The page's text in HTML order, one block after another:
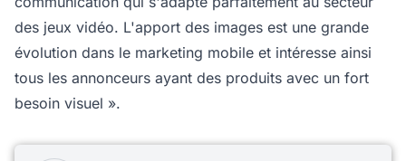
des jeux vidéo. L'apport des images est une grande
évolution dans le marketing mobile et intéresse ainsi
tous les annonceurs ayant des produits avec un fort
besoin visuel ».